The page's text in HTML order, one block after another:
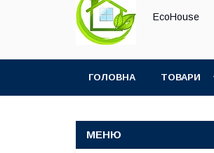
EcoHouse
ГОЛОВНА ТОВАРИ